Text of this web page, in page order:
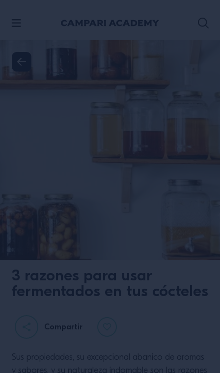
3 razones para usar
fermentados en tus cócteles
Compartir
Sus propiedades, su excepcional abanico de aromas
y sabores, y su naturaleza indomable son las razones